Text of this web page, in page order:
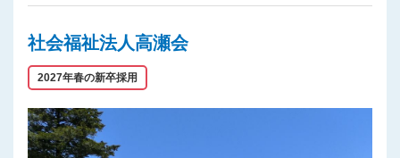
社会福祉法人高瀬会
2027年春の新卒採用